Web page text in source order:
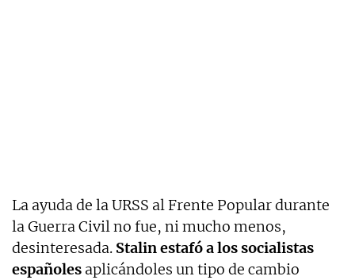
La ayuda de la URSS al Frente Popular durante
la Guerra Civil no fue, ni mucho menos,
desinteresada. Stalin estafó a los socialistas
españoles aplicándoles un tipo de cambio